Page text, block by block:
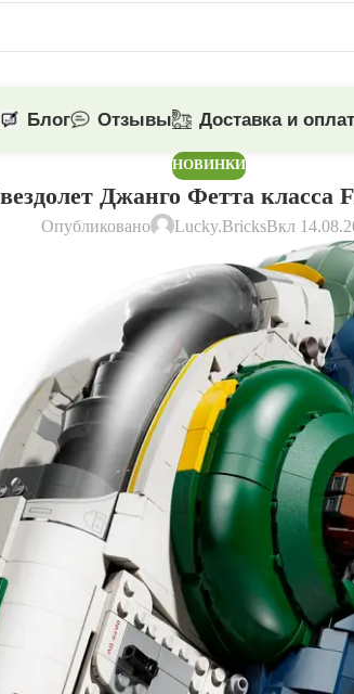
Блог Отзывы Доставка и
НОВИНКИ
Джанго Фетта класса
Опубликовано Lucky.BricksВкл